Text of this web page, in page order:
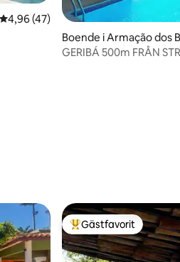
4,96 av 5 i genomsnittligt betyg, 47
4,96 (47)
Boende i Armação dos
s
GERIBÁ 500m FRÅN
Populär gästfavorit
Gästfavorit